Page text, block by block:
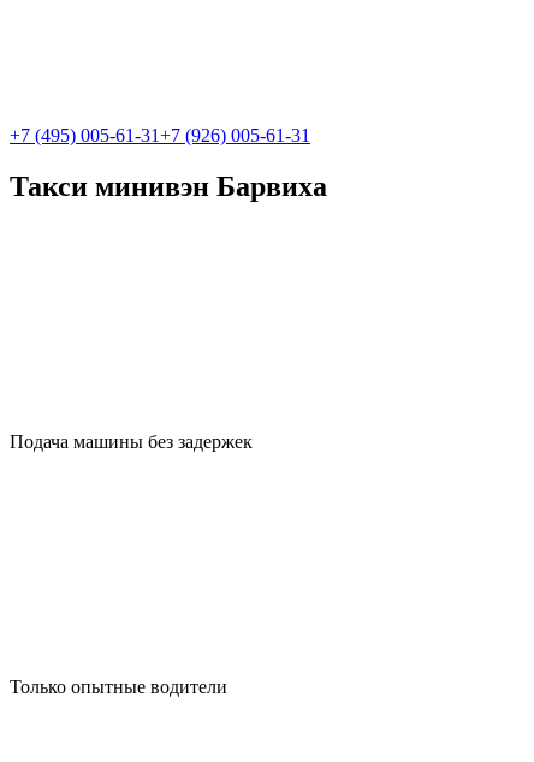
+7 (495) 005-61-31+7 (926) 005-61-31
Такси минивэн Барвиха
Подача машины без задержек
Только опытные водители